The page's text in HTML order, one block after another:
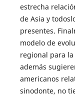
estrecha
de Asia y
presentes.
modelo de
regional para
además
americanos
sinodonte, no